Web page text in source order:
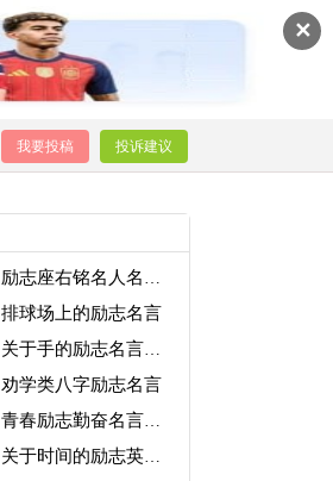
✕
我要投稿 投诉建议
排球场上的励志名言
关于手的励志名言警句
劝学类八字励志名言
青春励志勤奋名言警句
关于时间的励志英文名言